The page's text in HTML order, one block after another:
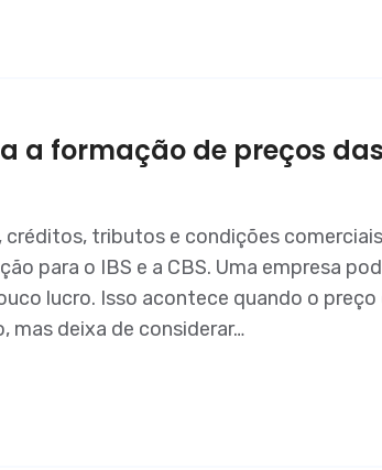
a formação de preços das
créditos, tributos e condições
para o IBS e a CBS. Uma empresa
lucro. Isso acontece quando o preço
deixa de considerar…